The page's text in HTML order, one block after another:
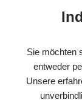
Sie möchten
entweder
Unsere